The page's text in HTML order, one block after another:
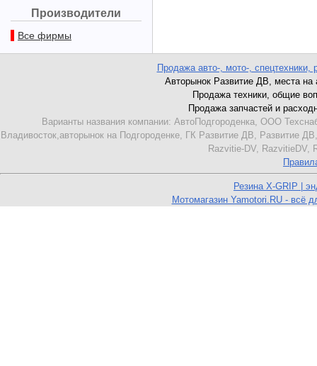
Производители
Все фирмы
Продажа авто-, мото-, спецтехники,
Авторынок Развитие ДВ, места на
Продажа техники, общие
Продажа запчастей и
Варианты названия компании: АвтоПодгороденка, ООО
Владивосток,авторынок на Подгороденке, ГК Развитие ДВ,
Razvitie-DV, RazvitieDV,
Резина X-GRIP |
Мотомагазин Yamotori.RU - всё